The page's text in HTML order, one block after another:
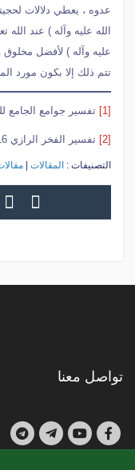
عدوه ، يعطي دلالات
الله عليه وآله ) عند
عليه وآله ) لأفضل مخلوق
تتم ذلك إلا بكون مورد
[1] تفسير جوامع الجامع للعلامة
[2] تفسير الفخر الرازي 16 : 118 ، دار الفكر بيروت .
التصنيفات : المقالات
تواصل معنا